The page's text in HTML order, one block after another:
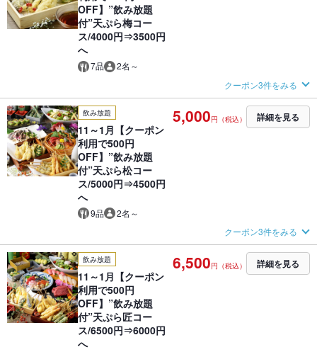
OFF】”飲み放題
付”天ぷら梅コー
ス/4000円⇒3500円
へ
7品
2名～
クーポン3件をみる
飲み放題
11～1月【クーポン
利用で500円
OFF】”飲み放題
付”天ぷら松コー
ス/5000円⇒4500円
へ
9品 2名～
5,000円（税込） 詳細を見る
クーポン3件をみる
飲み放題
11～1月【クーポン
利用で500円
OFF】”飲み放題
付”天ぷら匠コー
ス/6500円⇒6000円
へ
6,500円（税込） 詳細を見る